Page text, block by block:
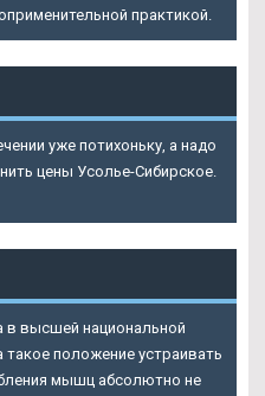
практикой.
уже потихоньку, а надо
цены Усолье-Сибирское.
высшей национальной
такое положение устраивать
мышц абсолютно не